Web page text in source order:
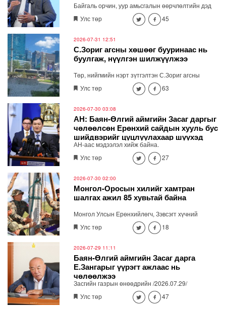
Байгаль орчин, уур амьсгалын өөрчлөлтийн дэд
сайд Б.Мөнхтамиртай ярилцав. Тэрээр СОР 17
хурлын бэлтгэлийг хангах үндэсний хорооны дэд
Улс төр 45
2026-07-31 12:51
С.Зориг агсны хөшөөг бууринаас нь
буулгаж, нүүлгэн шилжүүлжээ
Төр, нийгмийн нэрт зүтгэлтэн С.Зориг агсны
хөшөөг Ардчилсан намын байрны өмнөх
бууринаас нь буулгаж, нүүлгэн шилжүүлжээ.
Улс төр 63
2026-07-30 03:08
АН: Баян-Өлгий аймгийн Засаг даргыг
чөлөөлсөн Ерөнхий сайдын хууль бус
шийдвэрийг цуцлуулахаар шүүхэд
хандана
АН-аас мэдээлэл хийж байна.
Улс төр
27
2026-07-30 02:00
Монгол-Оросын хилийг хамтран
шалгах ажил 85 хувьтай байна
Монгол Улсын Ерөнхийлөгч, Зэвсэгт хүчний
Ерөнхий командлагч Ухнаагийн Хүрэлсүх Хөвсгөл
аймгийн нутагт Монгол-Оросын хил дээр
хамтран шалгах хээрийн ажлын хэсгийн ажилтай
танилцлаа.
Улс төр 18
2026-07-29 11:11
Баян-Өлгий аймгийн Засаг дарга
Е.Зангарыг үүрэгт ажлаас нь
чөлөөлжээ
Засгийн газрын өнөөдрийн /2026.07.29/
хуралдаанаар Баян-Өлгий аймгийн Засаг дарга
Е.Зангарыг үүрэгт ажлаас нь чөлөөлөх шийдвэр
Улс төр 47